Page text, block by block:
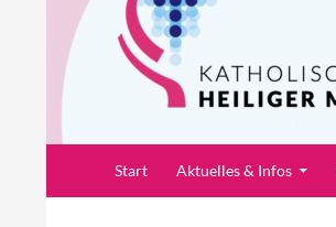
Pfarrei Heiliger Martin
Start Aktuelles & Infos